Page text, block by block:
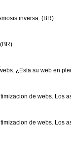
inversa. (BR)
¿Esta su web en
de webs. Los
de webs. Los